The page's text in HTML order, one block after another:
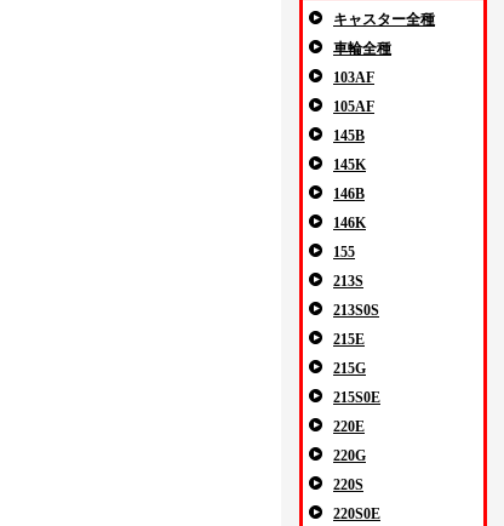
キャスター全種
車輪全種
103AF
105AF
145B
145K
146B
146K
155
213S
213S0S
215E
215G
215S0E
220E
220G
220S
220S0E